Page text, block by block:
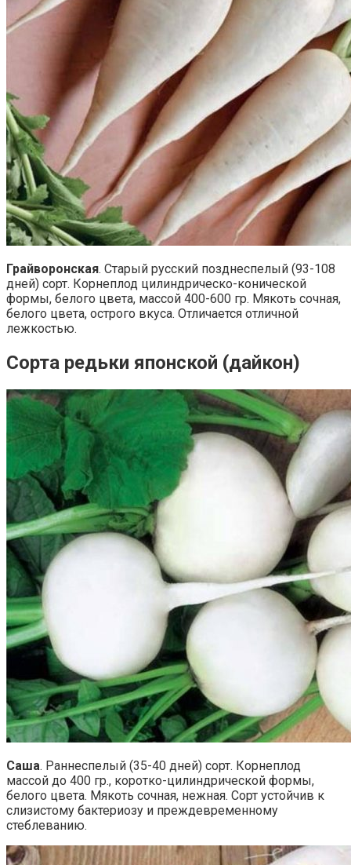
Грайворонская. Старый русский позднеспелый (93-108
дней) сорт. Корнеплод цилиндрическо-конической
формы, белого цвета, массой 400-600 гр. Мякоть сочная,
белого цвета, острого вкуса. Отличается отличной
лежкостью.
Сорта редьки японской (дайкон)
Саша. Раннеспелый (35-40 дней) сорт. Корнеплод
массой до 400 гр., коротко-цилиндрической формы,
белого цвета. Мякоть сочная, нежная. Сорт устойчив к
слизистому бактериозу и преждевременному
стеблеванию.